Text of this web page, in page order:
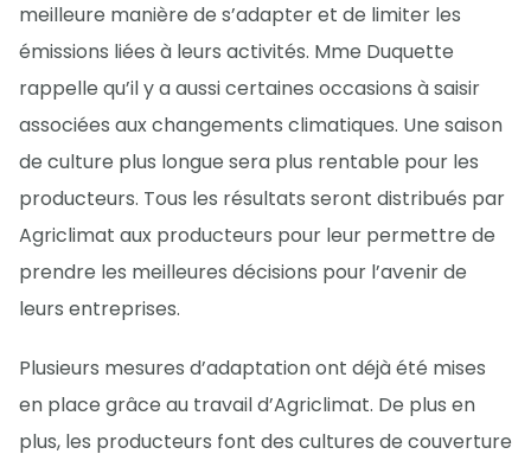
meilleure manière de s’adapter et de limiter les
émissions liées à leurs activités. Mme Duquette
rappelle qu’il y a aussi certaines occasions à saisir
associées aux changements climatiques. Une saison
de culture plus longue sera plus rentable pour les
producteurs. Tous les résultats seront distribués par
Agriclimat aux producteurs pour leur permettre de
prendre les meilleures décisions pour l’avenir de
leurs entreprises.
Plusieurs mesures d’adaptation ont déjà été mises
en place grâce au travail d’Agriclimat. De plus en
plus, les producteurs font des cultures de couverture